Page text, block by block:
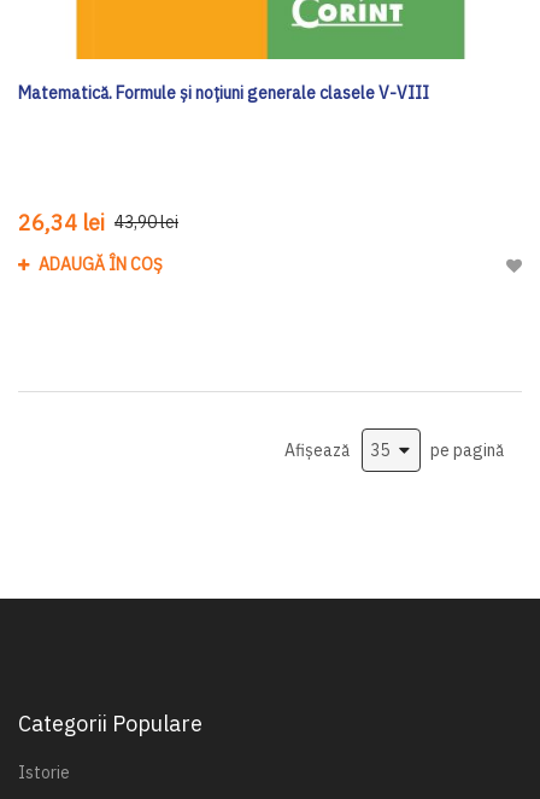
Matematică. Formule și noțiuni generale clasele V-VIII
26,34 lei 43,90 lei
ADAUGĂ ÎN COȘ
Afișează pe pagină
Categorii Populare
Istorie